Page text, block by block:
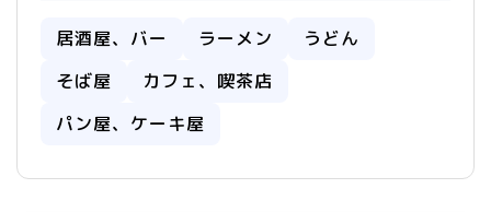
居酒屋、バー ラーメン
うどん
そば屋
カフェ、喫茶店
パン屋、ケーキ屋